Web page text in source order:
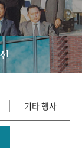
상 기록물
기타 행사